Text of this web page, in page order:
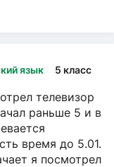
язык 5 класс
телевизор
раньше 5 и в
время до 5.01.
я посмотрел